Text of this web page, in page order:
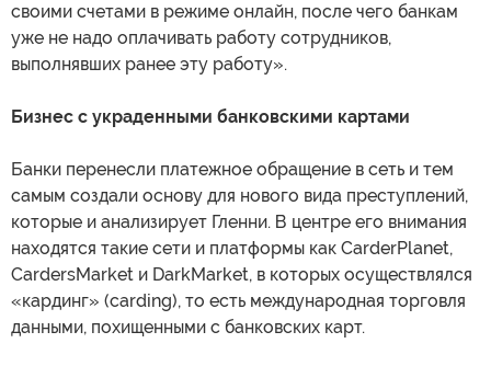
своими счетами в режиме онлайн, после чего банкам
уже не надо оплачивать работу сотрудников,
выполнявших ранее эту работу».
Бизнес с украденными банковскими картами
Банки перенесли платежное обращение в сеть и тем
самым создали основу для нового вида преступлений,
которые и анализирует Гленни. В центре его внимания
находятся такие сети и платформы как CarderPlanet,
CardersMarket и DarkMarket, в которых осуществлялся
«кардинг» (carding), то есть международная торговля
данными, похищенными с банковских карт.